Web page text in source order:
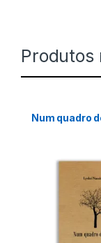
Produtos
Num quadro